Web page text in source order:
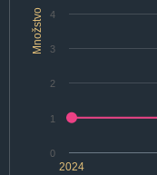
Množstvo
2024
0
1
2
3
4